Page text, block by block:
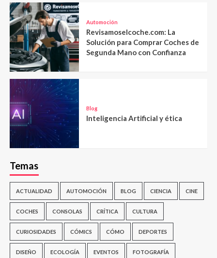
Automoción
Revisamoselcoche.com: La
Solución para Comprar Coches de
Segunda Mano con Confianza
Blog
Inteligencia Artificial y ética
Temas
ACTUALIDAD AUTOMOCIÓN BLOG CIENCIA CINE
COCHES CONSOLAS CRÍTICA CULTURA
CURIOSIDADES CÓMICS CÓMO DEPORTES
DISEÑO ECOLOGÍA EVENTOS FOTOGRAFÍA